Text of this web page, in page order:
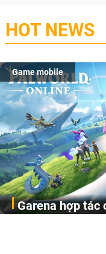
HOT NEWS
Game mobile
Garena hợp tác